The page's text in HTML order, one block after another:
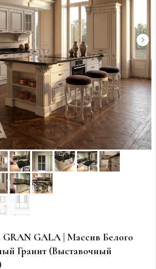
GRAN GALA | Массив Белого
Гранит (Выставочный